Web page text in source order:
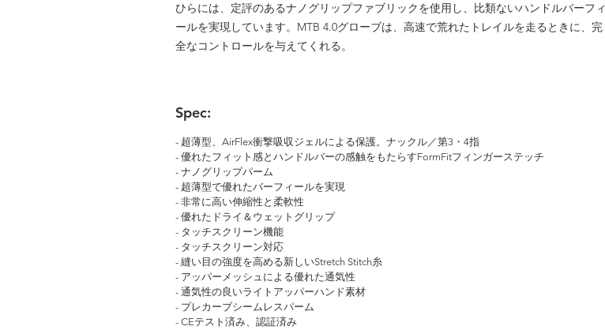
ひらには、定評のあるナノグリップファブリックを使用し、比類ないハンドルバーフィ
ールを実現しています。MTB 4.0グローブは、高速で荒れたトレイルを走るときに、完
全なコントロールを与えてくれる。
Spec:
- 超薄型、AirFlex衝撃吸収ジェルによる保護。ナックル／第3・4指
- 優れたフィット感とハンドルバーの感触をもたらすFormFitフィンガーステッチ
- ナノグリップパーム
- 超薄型で優れたバーフィールを実現
- 非常に高い伸縮性と柔軟性
- 優れたドライ＆ウェットグリップ
- タッチスクリーン機能
- タッチスクリーン対応
- 縫い目の強度を高める新しいStretch Stitch糸
- アッパーメッシュによる優れた通気性
- 通気性の良いライトアッパーハンド素材
- プレカーブシームレスパーム
- CEテスト済み、認証済み